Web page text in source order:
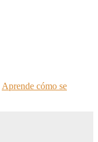
Aprende cómo se